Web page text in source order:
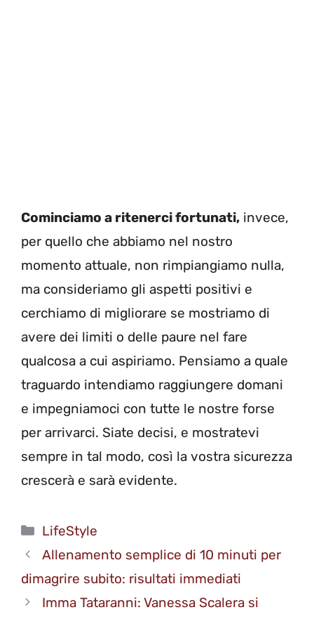
Cominciamo a ritenerci fortunati, invece,
per quello che abbiamo nel nostro
momento attuale, non rimpiangiamo nulla,
ma consideriamo gli aspetti positivi e
cerchiamo di migliorare se mostriamo di
avere dei limiti o delle paure nel fare
qualcosa a cui aspiriamo. Pensiamo a quale
traguardo intendiamo raggiungere domani
e impegniamoci con tutte le nostre forse
per arrivarci. Siate decisi, e mostratevi
sempre in tal modo, così la vostra sicurezza
crescerà e sarà evidente.
Categorie
LifeStyle
Allenamento semplice di 10 minuti per
dimagrire subito: risultati immediati
Imma Tataranni: Vanessa Scalera si